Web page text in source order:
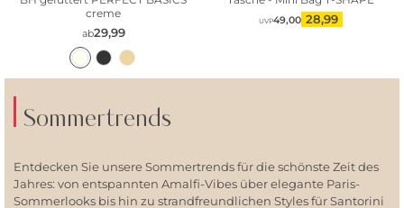
creme
ab29,99
UVP49,00 28,99
Sommertrends
Entdecken Sie unsere Sommertrends für die schönste Zeit des
Jahres: von entspannten Amalfi-Vibes über elegante Paris-
Sommerlooks bis hin zu strandfreundlichen Styles für Santorini